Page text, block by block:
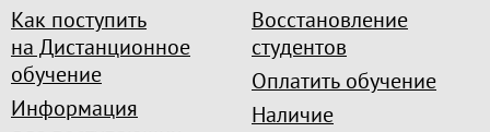
Как поступить
на Дистанционное
обучение
Информация
Восстановление
студентов
Оплатить обучение
Наличие